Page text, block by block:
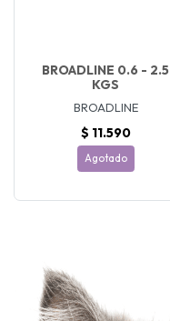
BROADLINE 0.6 - 2.5
KGS
BROADLINE
$ 11.590
Agotado